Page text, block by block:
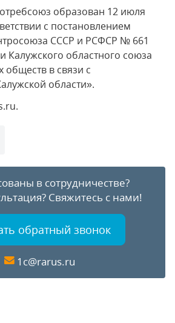
образован 12 июля
с постановлением
СССР и РСФСР № 661
Калужского областного союза
обществ в связи с
области».
в сотрудничестве?
Свяжитесь с нами!
обратный звонок
1c@rarus.ru